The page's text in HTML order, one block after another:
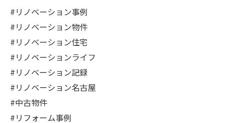
#リノベーション事例
#リノベーション物件
#リノベーション住宅
#リノベーションライフ
#リノベーション記録
#リノベーション名古屋
#中古物件
#リフォーム事例